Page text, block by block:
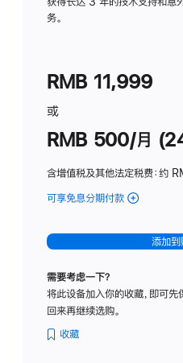
务。
RMB 11,999
或
RMB 500/月
含增值税及其他法定税费：约
可享免息分期付款 (Studio
-
标
璃
添加到
需要考虑一下？
将此设备加入你的收藏，即可先
回来再继续选购。
收藏